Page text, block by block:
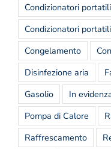
Condizionatori
Condizionatori
Congelamento
Disinfezione aria
Gasolio
In
Pompa di Calore
Raffrescamento